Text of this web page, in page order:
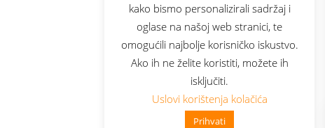
kako bismo personalizirali sadržaj i
oglase na našoj web stranici, te
omogućili najbolje korisničko iskustvo.
Ako ih ne želite koristiti, možete ih
isključiti.
Uslovi korištenja kolačića
Prihvati
👋 Zdravo, kako mogu pomoći?